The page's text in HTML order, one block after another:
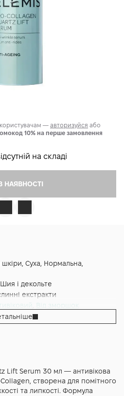
— авторизуйся або
10% на перше замовлення
на складі
НАЯВНОСТІ
шкіри, Суха, Нормальна,
і декольте
екстракти
Від зморшок
парабенів, Без сульфатів
Collagen Quartz Lift Serum 30 мл
Lift Serum 30 мл — антивікова
створена для помітного
та липкості. Формула